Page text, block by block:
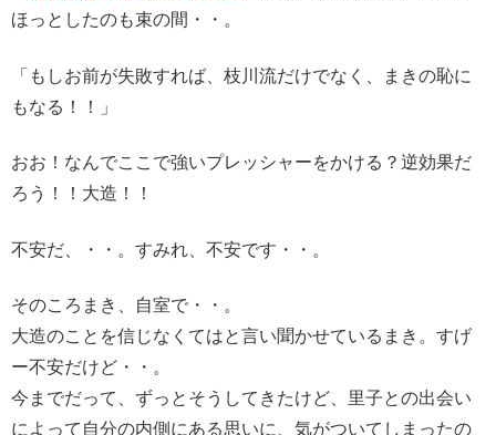
ほっとしたのも束の間・・。
「もしお前が失敗すれば、枝川流だけでなく、まきの恥に
もなる！！」
おお！なんでここで強いプレッシャーをかける？逆効果だ
ろう！！大造！！
不安だ、・・。すみれ、不安です・・。
そのころまき、自室で・・。
大造のことを信じなくてはと言い聞かせているまき。すげ
ー不安だけど・・。
今までだって、ずっとそうしてきたけど、 里子との出会い
によって自分の内側にある思いに、気がついてしまったの